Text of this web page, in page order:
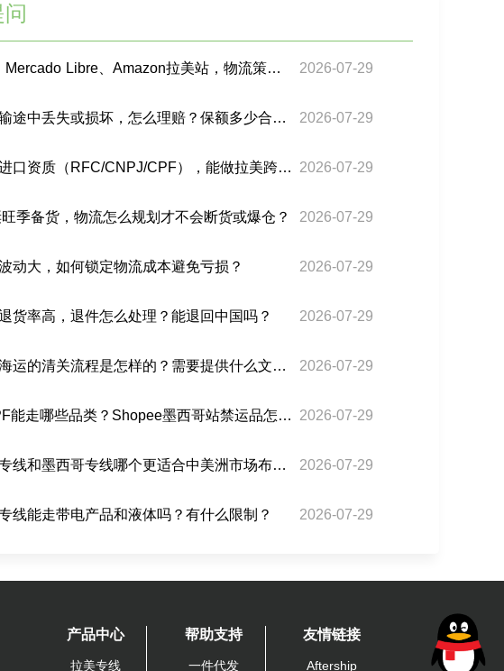
Shopee、Mercado Libre、Amazon拉美站，物流策略有什么不同？ 2026-07-29
货物在运输途中丢失或损坏，怎么理赔？保额多少合适？ 2026-07-29
个人没有进口资质（RFC/CNPJ/CPF），能做拉美跨境电商吗？ 2026-07-29
季备货，物流怎么规划才不会断货或爆仓？ 2026-07-29
动大，如何锁定物流成本避免亏损？ 2026-07-29
货率高，退件怎么处理？能退回中国吗？ 2026-07-29
巴西双清海运的清关流程是怎样的？需要提供什么文件？ 2026-07-29
美转墨3PF能走哪些品类？Shopee墨西哥站禁运品怎么处理？ 2026-07-29
危地马拉专线和墨西哥专线哪个更适合中美洲市场布局？ 2026-07-29
线能走带电产品和液体吗？有什么限制？ 2026-07-29
产品中心
拉美专线
帮助支持
一件代发
友情链接
Aftership